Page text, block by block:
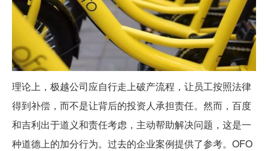
理论上，极越公司应自行走上破产流程，让员工按照法律
得到补偿，而不是让背后的投资人承担责任。然而，百度
和吉利出于道义和责任考虑，主动帮助解决问题，这是一
种道德上的加分行为。过去的企业案例提供了参考。OFO